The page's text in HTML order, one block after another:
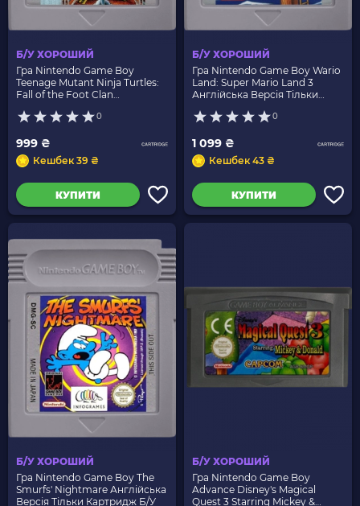
Б/У ХОРОШИЙ
Гра Nintendo Game Boy
Teenage Mutant Ninja Turtles:
Fall of the Foot Clan
Картридж Б/У
0
999 ₴
Кешбек 39 ₴
КУПИТИ
Б/У ХОРОШИЙ
Гра Nintendo Game Boy Wario
Land: Super Mario Land 3
Англійська Версія Тільки
0
1 099 ₴
Кешбек 43 ₴
КУПИТИ
Б/У ХОРОШИЙ
Гра Nintendo Game Boy The
Smurfs' Nightmare Англійська
Версія Тільки Картридж Б/У
Б/У ХОРОШИЙ
Гра Nintendo Game Boy
Advance Disney's Magical
Quest 3 Starring Mickey &